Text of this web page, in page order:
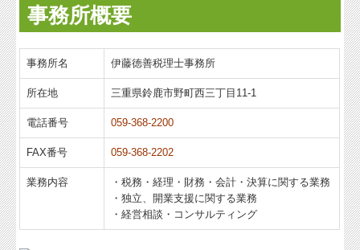
補助金・助成金・融資情報
経営者オススメ情報
税務カレンダー
税務Q&A
経営アドバイス・コーナー
事務所概要
事務所名 伊藤徳善税理士事務所
所在地 三重県鈴鹿市野町西三丁目11-1
電話番号 059-368-2200
FAX番号 059-368-2202
業務内容
・税務・経理・財務・会計・決算に関する業務
・独立、開業支援に関する業務
・経営相談・コンサルティング